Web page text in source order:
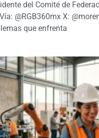
del Comité de
@RGB360mx X:
que enfrenta